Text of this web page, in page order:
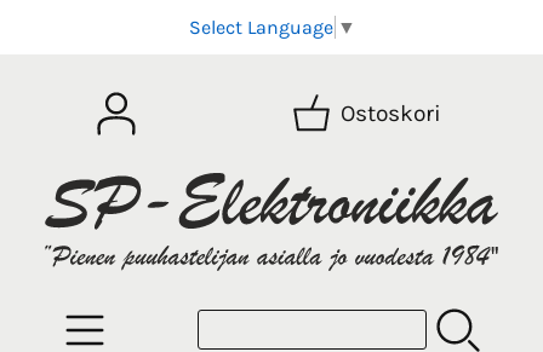
Select Language ▼
Ostoskori